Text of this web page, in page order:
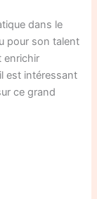
dans le
pour son talent
enrichir
est intéressant
ce grand